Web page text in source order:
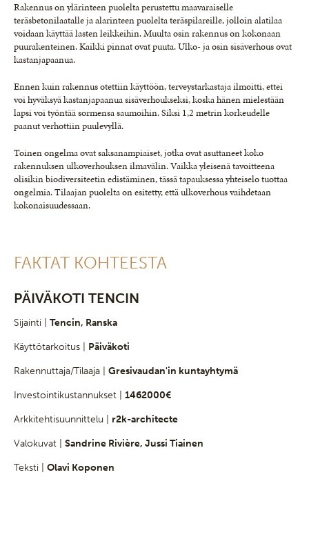
Rakennus on ylärinteen puolelta perustettu maavaraiselle
teräsbetonilaatalle ja alarinteen puolelta teräspilareille, jolloin alatilaa
voidaan käyttää lasten leikkeihin. Muulta osin rakennus on kokonaan
puurakenteinen. Kaikki pinnat ovat puuta. Ulko- ja osin sisäverhous ovat
kastanjapaanua.
Ennen kuin rakennus otettiin käyttöön, terveystarkastaja ilmoitti, ettei
voi hyväksyä kastanjapaanua sisäverhoukseksi, koska hänen mielestään
lapsi voi työntää sormensa saumoihin. Siksi 1,2 metrin korkeudelle
paanut verhottiin puulevyllä.
Toinen ongelma ovat saksanampiaiset, jotka ovat asuttaneet koko
rakennuksen ulkoverhouksen ilmavälin. Vaikka yleisenä tavoitteena
olisikin biodiversiteetin edistäminen, tässä tapauksessa yhteiselo tuottaa
ongelmia. Tilaajan puolelta on esitetty, että ulkoverhous vaihdetaan
kokonaisuudessaan.
FAKTAT KOHTEESTA
PÄIVÄKOTI TENCIN
Sijainti | Tencin, Ranska
Käyttötarkoitus | Päiväkoti
Rakennuttaja/Tilaaja | Gresivaudan'in kuntayhtymä
Investointikustannukset | 1462000€
Arkkitehtisuunnittelu | r2k-architecte
Valokuvat | Sandrine Rivière, Jussi Tiainen
Teksti | Olavi Koponen